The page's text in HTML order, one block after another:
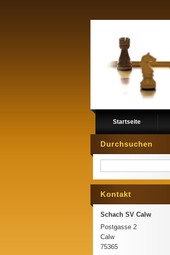
Startseite
Durchsuchen
Kontakt
Schach SV Calw
Postgasse 2
Calw
75365